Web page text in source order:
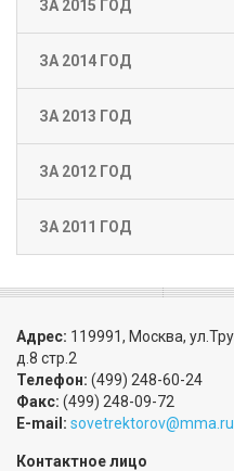
ЗА 2015 ГОД
ЗА 2014 ГОД
ЗА 2013 ГОД
ЗА 2012 ГОД
ЗА 2011 ГОД
Адрес: 119991, Москва,
д.8 стр.2
Телефон: (499) 248-60-24
Факс: (499) 248-09-72
E-mail: sovetrektorov@mma.ru
Контактное лицо